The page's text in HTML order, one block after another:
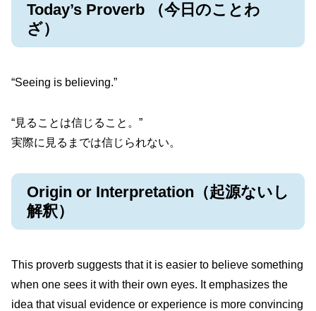
Today’s Proverb （今日のことわ
ざ）
“Seeing is believing.”
“見ることは信じること。”
実際に見るまでは信じられない。
Origin or Interpretation（起源ないし
解釈）
This proverb suggests that it is easier to believe something
when one sees it with their own eyes. It emphasizes the
idea that visual evidence or experience is more convincing